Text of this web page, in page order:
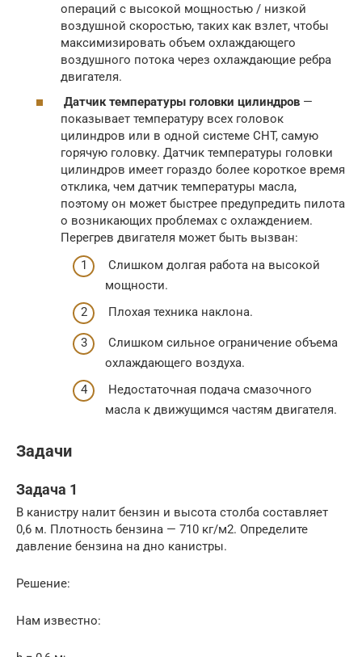
операций с высокой мощностью / низкой
воздушной скоростью, таких как взлет, чтобы
максимизировать объем охлаждающего
воздушного потока через охлаждающие ребра
двигателя.
Датчик температуры головки цилиндров —
показывает температуру всех головок
цилиндров или в одной системе CHT, самую
горячую головку. Датчик температуры головки
цилиндров имеет гораздо более короткое время
отклика, чем датчик температуры масла,
поэтому он может быстрее предупредить пилота
о возникающих проблемах с охлаждением.
Перегрев двигателя может быть вызван:
Слишком долгая работа на высокой
мощности.
Плохая техника наклона.
Слишком сильное ограничение объема
охлаждающего воздуха.
Недостаточная подача смазочного
масла к движущимся частям двигателя.
Задачи
Задача 1
В канистру налит бензин и высота столба составляет
0,6 м. Плотность бензина — 710 кг/м2. Определите
давление бензина на дно канистры.
Решение:
Нам известно: